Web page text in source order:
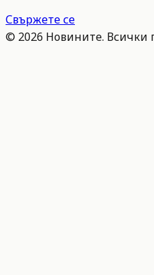
Свържете се
© 2026 Новините. Всички